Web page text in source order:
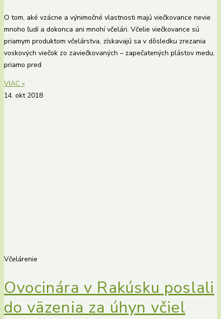
O tom, aké vzácne a výnimočné vlastnosti majú viečkovance nevie
mnoho ľudí a dokonca ani mnohí včelári. Včelie viečkovance sú
priamym produktom včelárstva, získavajú sa v dôsledku zrezania
voskových viečok zo zaviečkovaných – zapečatených plástov medu,
priamo pred
VIAC »
14. okt 2018
Včelárenie
Ovocinára v Rakúsku poslali
do väzenia za úhyn včiel